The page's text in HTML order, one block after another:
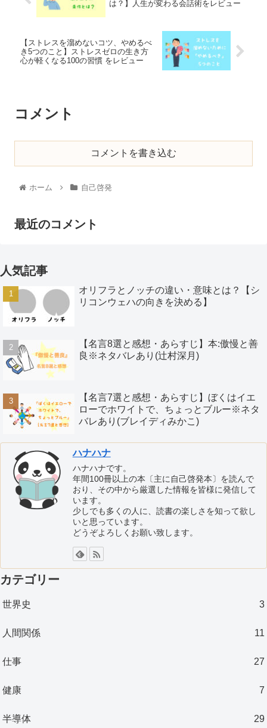
は？】人生が変わる会話術をレビュー
【ストレスを溜めないコツ、やめるべ
き5つのこと】ストレスゼロの生き方
心が軽くなる100の習慣 をレビュー
コメント
コメントを書き込む
ホーム 自己啓発
最近のコメント
人気記事
オリフラとノッチの違い・意味とは？【シ
リコンウェハの向きを決める】
【名言8選と感想・あらすじ】本:傲慢と善
良※ネタバレあり(辻村深月)
【名言7選と感想・あらすじ】ぼくはイエ
ローでホワイトで、ちょっとブルー※ネタ
バレあり(ブレイディみかこ)
ハナハナ
ハナハナです。
年間100冊以上の本〔主に自己啓発本〕を読んで
おり、その中から厳選した情報を皆様に発信して
います。
少しでも多くの人に、読書の楽しさを知って欲し
いと思っています。
どうぞよろしくお願い致します。
カテゴリー
世界史 3
人間関係 11
仕事 27
健康 7
半導体 29